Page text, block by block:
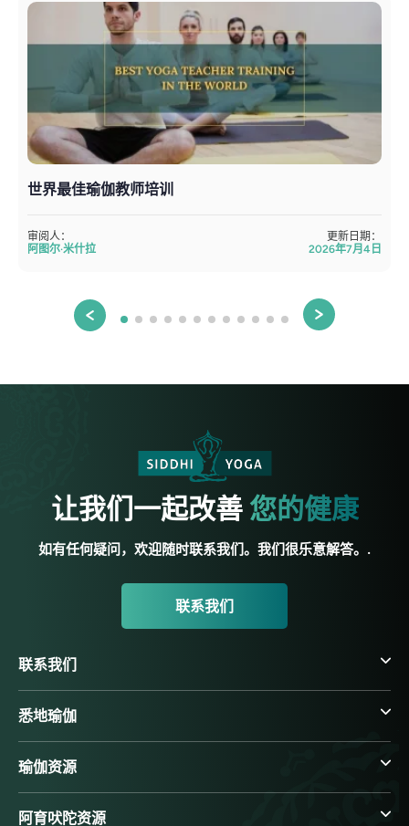
世界最佳瑜伽教师培训
审阅人：
阿图尔·米什拉
更新日期：
2026年7月4日
让我们一起改善 您的健康
如有任何疑问，欢迎随时联系我们。我们很乐意解答。.
联系我们
联系我们
悉地瑜伽
瑜伽资源
阿育吠陀资源